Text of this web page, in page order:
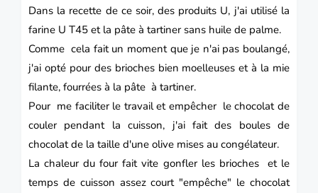
Dans la recette de ce soir, des produits U, j'ai utilisé la
farine U T45 et la pâte à tartiner sans huile de palme.
Comme cela fait un moment que je n'ai pas boulangé,
j'ai opté pour des brioches bien moelleuses et à la mie
filante, fourrées à la pâte à tartiner.
Pour me faciliter le travail et empêcher le chocolat de
couler pendant la cuisson, j'ai fait des boules de
chocolat de la taille d'une olive mises au congélateur.
La chaleur du four fait vite gonfler les briocheset le
temps de cuisson assez court "empêche" le chocolat